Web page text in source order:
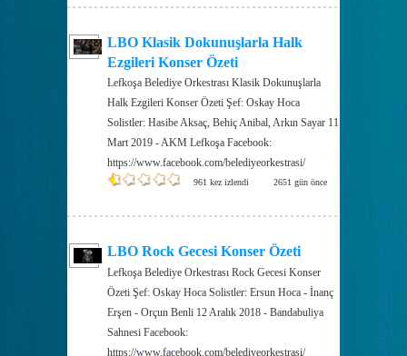
LBO Klasik Dokunuşlarla Halk
Ezgileri Konser Özeti
Lefkoşa Belediye Orkestrası Klasik Dokunuşlarla
Halk Ezgileri Konser Özeti Şef: Oskay Hoca
Solistler: Hasibe Aksaç, Behiç Anibal, Arkın Sayar 11
Mart 2019 - AKM Lefkoşa Facebook:
https://www.facebook.com/belediyeorkestrasi/
961 kez izlendi 2651 gün önce
LBO Rock Gecesi Konser Özeti
Lefkoşa Belediye Orkestrası Rock Gecesi Konser
Özeti Şef: Oskay Hoca Solistler: Ersun Hoca - İnanç
Erşen - Orçun Benli 12 Aralık 2018 - Bandabuliya
Sahnesi Facebook:
https://www.facebook.com/belediyeorkestrasi/